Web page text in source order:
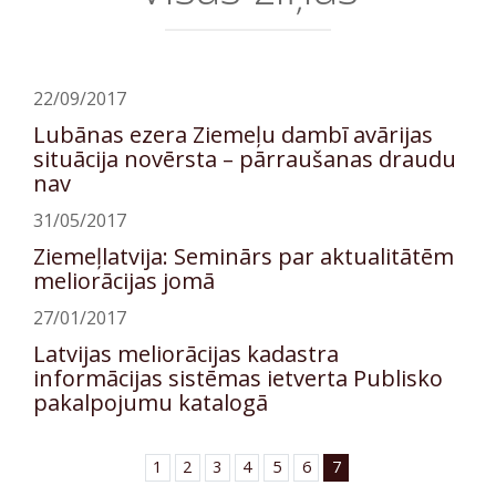
22/09/2017
Lubānas ezera Ziemeļu dambī avārijas
situācija novērsta – pārraušanas draudu
nav
31/05/2017
Ziemeļlatvija: Seminārs par aktualitātēm
meliorācijas jomā
27/01/2017
Latvijas meliorācijas kadastra
informācijas sistēmas ietverta Publisko
pakalpojumu katalogā
1 2 3 4 5 6 7